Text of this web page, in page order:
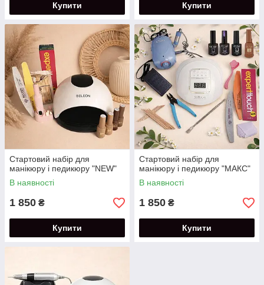
Купити Купити
Стартовий набір для
манікюру і педикюру "NEW"
В наявності
1 850 ₴
Купити
Стартовий набір для
манікюру і педикюру "МАКС"
В наявності
1 850 ₴
Купити